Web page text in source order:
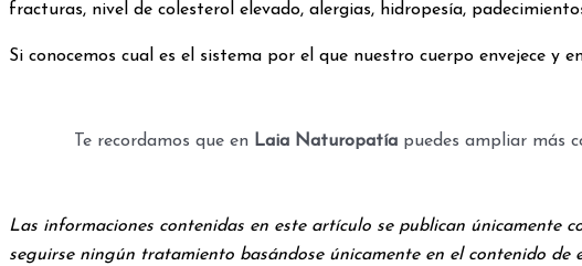
fracturas, nivel de colesterol elevado, alergias, hidropesía,
Si conocemos cual es el sistema por el que nuestro cuerpo envejece y
Te recordamos que en Laia Naturopatía puedes ampliar más
Las informaciones contenidas en este artículo se publican únicamente
seguirse ningún tratamiento basándose únicamente en el contenido